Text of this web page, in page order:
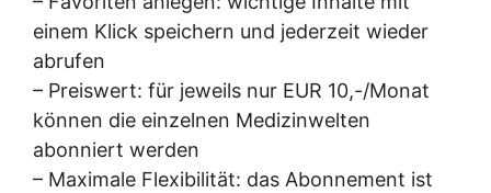
einem Klick speichern und jederzeit wieder
abrufen
– Preiswert: für jeweils nur EUR 10,-/Monat
können die einzelnen Medizinwelten
abonniert werden
– Maximale Flexibilität: das Abonnement ist